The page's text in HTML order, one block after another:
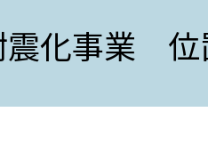
震化事業 位